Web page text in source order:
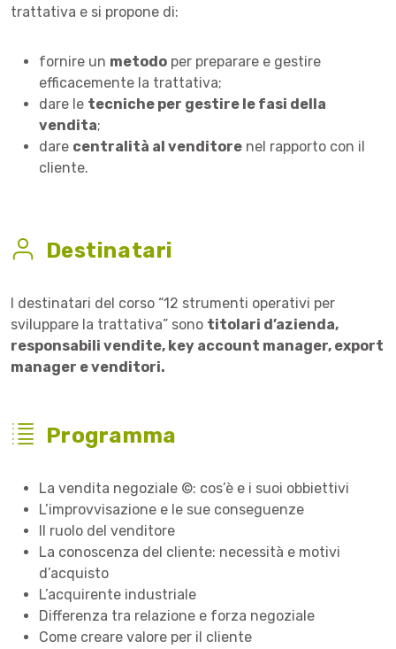
trattativa e si propone di:
fornire un metodo per preparare e gestire
efficacemente la trattativa;
dare le tecniche per gestire le fasi della
vendita;
dare centralità al venditore nel rapporto con il
cliente.
Destinatari
I destinatari del corso “12 strumenti operativi per
sviluppare la trattativa” sono titolari d’azienda,
responsabili vendite, key account manager, export
manager e venditori.
Programma
La vendita negoziale ©: cos’è e i suoi obbiettivi
L’improvvisazione e le sue conseguenze
Il ruolo del venditore
La conoscenza del cliente: necessità e motivi
d’acquisto
L’acquirente industriale
Differenza tra relazione e forza negoziale
Come creare valore per il cliente